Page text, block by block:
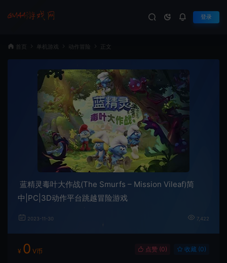
登录
首页 单机游戏 动作冒险 正文
蓝精灵毒叶大作战(The Smurfs – Mission Vileaf)简
中|PC|3D动作平台跳越冒险游戏
2023-11-30 7,422
¥ 0 V币 点赞 (0) 收藏 (0)